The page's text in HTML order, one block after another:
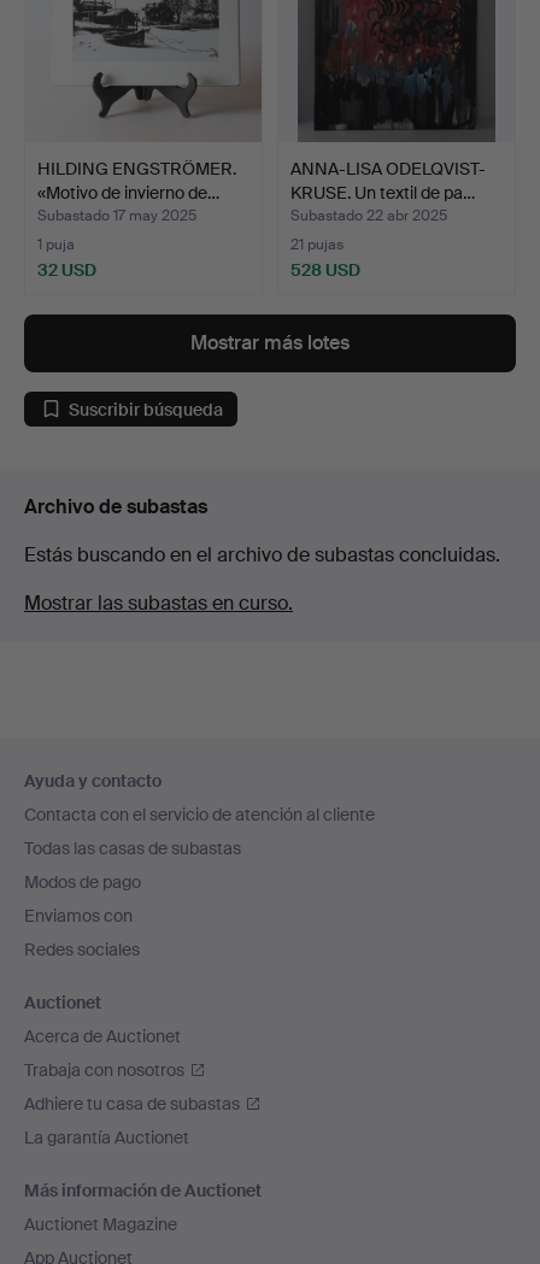
HILDING ENGSTRÖMER.
«Motivo de invierno de…
Subastado 17 may 2025
1 puja
32 USD
ANNA-LISA ODELQVIST-
KRUSE. Un textil de pa…
Subastado 22 abr 2025
21 pujas
528 USD
Mostrar más lotes
Suscribir búsqueda
Archivo de subastas
Estás buscando en el archivo de subastas concluidas.
Mostrar las subastas en curso.
en
el
pie
de
página
Ayuda y contacto
Contacta con el servicio de atención al cliente
Todas las casas de subastas
Modos de pago
Enviamos con
Redes sociales
Auctionet
Acerca de Auctionet
Trabaja con nosotros
Adhiere tu casa de subastas
La garantía Auctionet
Más información de Auctionet
Auctionet Magazine
App Auctionet